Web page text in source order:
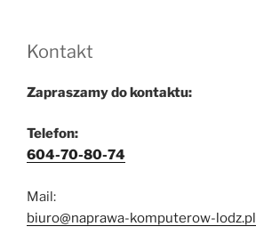
Kontakt
Zapraszamy do kontaktu:
Telefon:
604-70-80-74
Mail:
biuro@naprawa-komputerow-lodz.pl